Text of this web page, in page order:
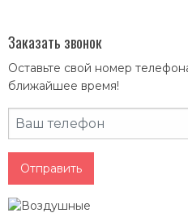
праздник.
Заказать звонок
Оставьте свой номер
ближайшее время!
Отправить